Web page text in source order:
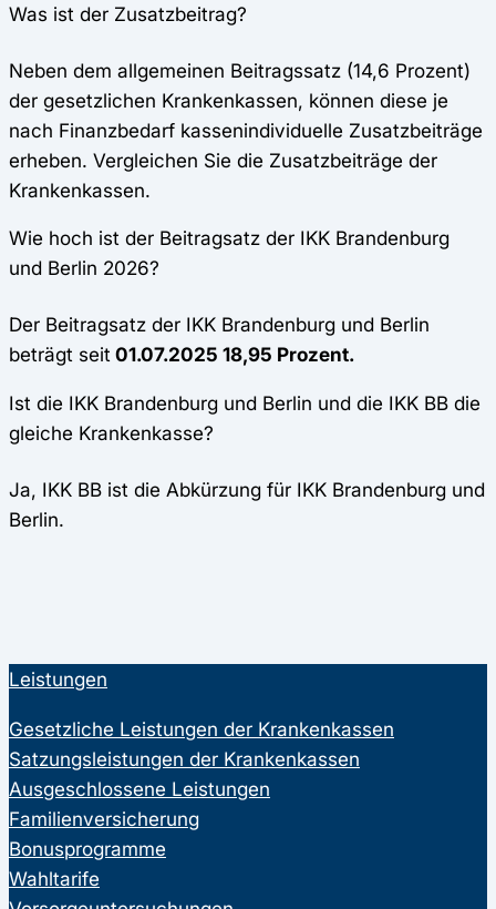
Was ist der Zusatzbeitrag?
Neben dem allgemeinen Beitragssatz (14,6 Prozent)
der gesetzlichen Krankenkassen, können diese je
nach Finanzbedarf kassenindividuelle Zusatzbeiträge
erheben. Vergleichen Sie die Zusatzbeiträge der
Krankenkassen.
Wie hoch ist der Beitragsatz der IKK Brandenburg
und Berlin 2026?
Der Beitragsatz der IKK Brandenburg und Berlin
beträgt seit 01.07.2025 18,95 Prozent.
Ist die IKK Brandenburg und Berlin und die IKK BB die
gleiche Krankenkasse?
Ja, IKK BB ist die Abkürzung für IKK Brandenburg und
Berlin.
Leistungen
Gesetzliche Leistungen der Krankenkassen
Satzungsleistungen der Krankenkassen
Ausgeschlossene Leistungen
Familienversicherung
Bonusprogramme
Wahltarife